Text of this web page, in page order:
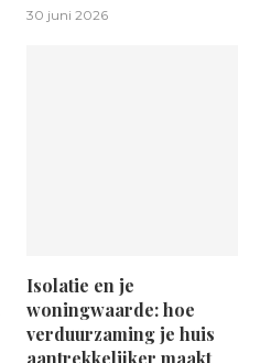
30 juni 2026
Isolatie en je
woningwaarde: hoe
verduurzaming je huis
aantrekkelijker maakt